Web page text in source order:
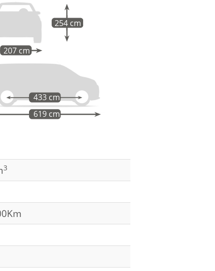
207 cm
254 cm
619 cm
433 cm
3